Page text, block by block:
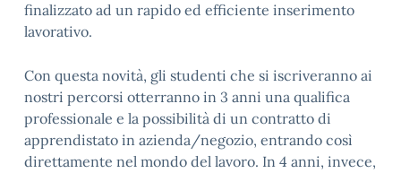
finalizzato ad un rapido ed efficiente inserimento
lavorativo.
Con questa novità, gli studenti che si iscriveranno ai
nostri percorsi otterranno in 3 anni una qualifica
professionale e la possibilità di un contratto di
apprendistato in azienda/negozio, entrando così
direttamente nel mondo del lavoro. In 4 anni, invece,